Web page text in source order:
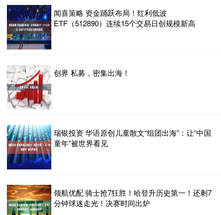
闻喜策略 资金踊跃布局！红利低波
ETF（512890）连续15个交易日创规模新高
创界 私募，密集出海！
瑞银投资 华语原创儿童散文“组团出海”：让“中国
童年”被世界看见
领航优配 骑士抢7狂胜！哈登升历史第一！还剩7
分钟球迷走光！决赛时间出炉